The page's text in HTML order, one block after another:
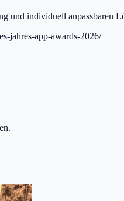
und individuell anpassbaren
jahres-app-awards-2026/